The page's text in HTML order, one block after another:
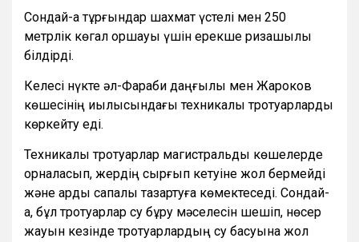
Сондай-ақ тұрғындар шахмат үстелі мен 250
метрлік көгал қоршауы үшін ерекше ризашылық
білдірді.
Келесі нүкте әл-Фараби даңғылы мен Жароков
көшесінің қиылысындағы техникалық тротуарларды
көркейту еді.
Техникалық тротуарлар магистральды көшелерде
орналасып, жердің сырғып кетуіне жол бермейді
және қарды сапалы тазартуға көмектеседі. Сондай-
ақ, бұл тротуарлар су бұру мәселесін шешіп, нөсер
жауын кезінде тротуарлардың су басуына жол